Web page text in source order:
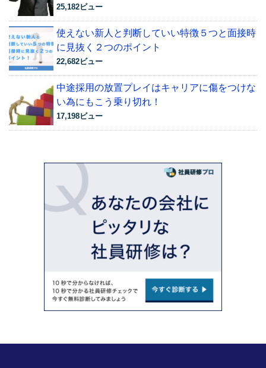
25,182ビュー
使えない新人と判断していい特徴５つと面接時
に見抜く２つのポイント
22,682ビュー
中途採用の放置プレイはキャリアに傷をつけな
い為にもこう乗り切れ！
17,198ビュー